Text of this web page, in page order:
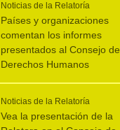
Noticias de la Relatoría
Países y organizaciones
comentan los informes
presentados al Consejo de
Derechos Humanos
Noticias de la Relatoría
Vea la presentación de la